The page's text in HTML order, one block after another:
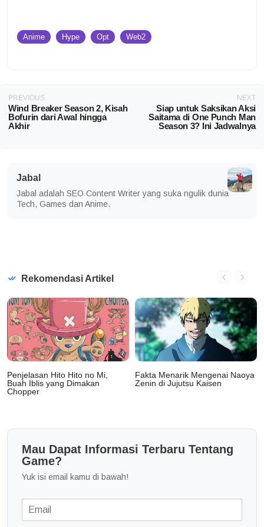
Anime Hype Opt Web2
PREVIOUS
Wind Breaker Season 2, Kisah
Bofurin dari Awal hingga
Akhir
NEXT
Siap untuk Saksikan Aksi
Saitama di One Punch Man
Season 3? Ini Jadwalnya
Jabal
Jabal adalah SEO Content Writer yang suka ngulik dunia
Tech, Games dan Anime.
Rekomendasi Artikel
Penjelasan Hito Hito no Mi,
Buah Iblis yang Dimakan
Chopper
Fakta Menarik Mengenai Naoya
Zenin di Jujutsu Kaisen
Mau Dapat Informasi Terbaru Tentang
Game?
Yuk isi email kamu di bawah!